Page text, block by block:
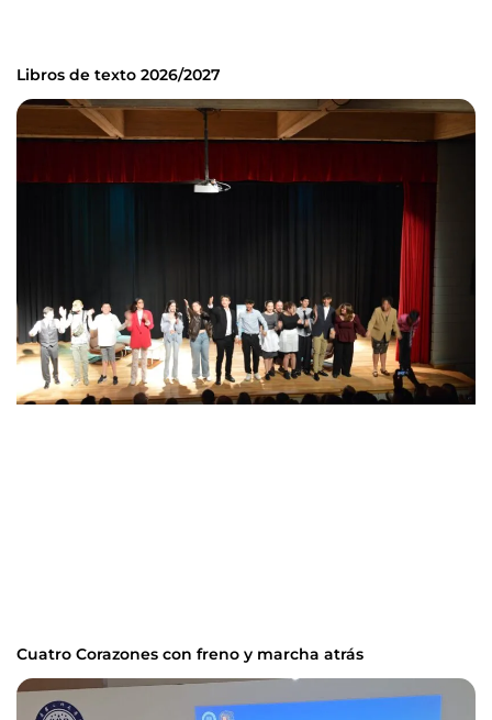
Libros de texto 2026/2027
Cuatro Corazones con freno y marcha atrás